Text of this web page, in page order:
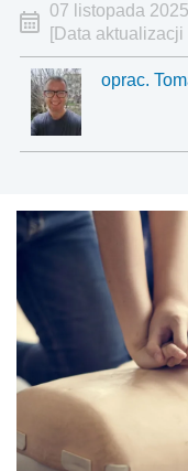
07 listopada
[Data
oprac.